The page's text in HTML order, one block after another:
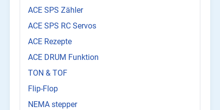
ACE SPS Zähler
ACE SPS RC Servos
ACE Rezepte
ACE DRUM Funktion
TON & TOF
Flip-Flop
NEMA stepper